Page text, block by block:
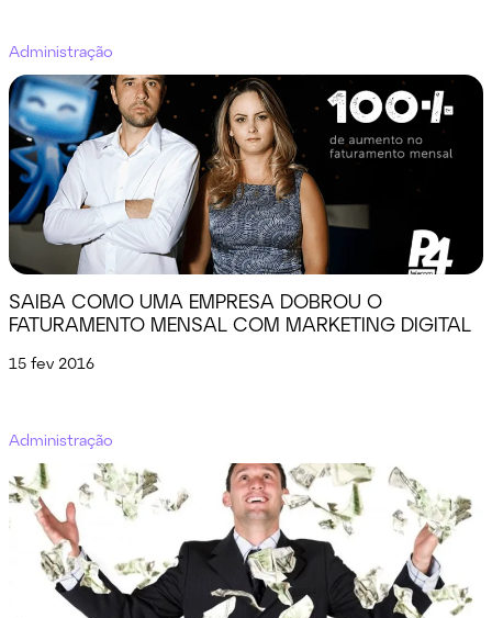
Administração
SAIBA COMO UMA EMPRESA DOBROU O
FATURAMENTO MENSAL COM MARKETING DIGITAL
15 fev 2016
Administração